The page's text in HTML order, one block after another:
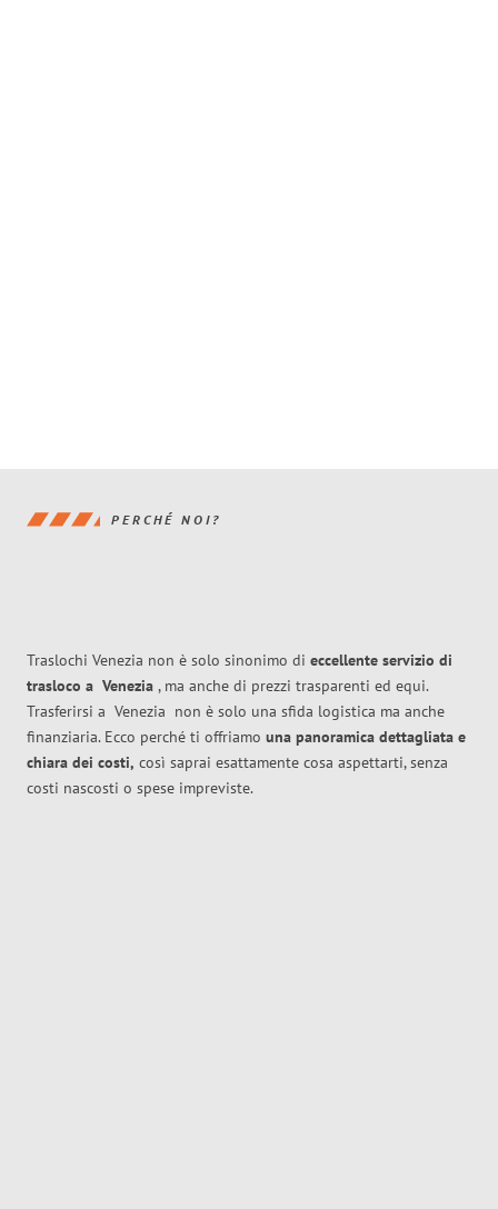
PERCHÉ NOI?
Traslochi Venezia non è solo sinonimo di eccellente servizio di
trasloco a Venezia , ma anche di prezzi trasparenti ed equi.
Trasferirsi a Venezia non è solo una sfida logistica ma anche
finanziaria. Ecco perché ti offriamo una panoramica dettagliata e
chiara dei costi, così saprai esattamente cosa aspettarti, senza
costi nascosti o spese impreviste.